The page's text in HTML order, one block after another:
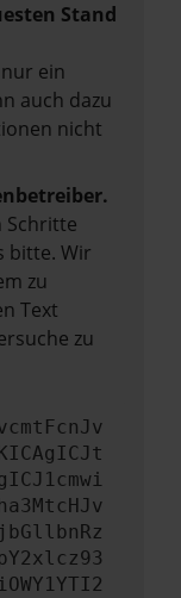
Stand
ein
auch dazu
nicht
Schritte
bitte. Wir
zu
Text
zu